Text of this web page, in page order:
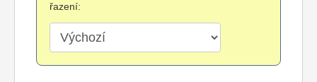
řazení: